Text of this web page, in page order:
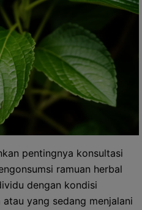
pentingnya konsultasi
ramuan herbal
dengan kondisi
yang sedang menjalani